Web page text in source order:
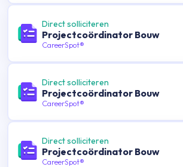
Direct solliciteren
Projectcoördinator Bouw
CareerSpot®
Direct solliciteren
Projectcoördinator Bouw
CareerSpot®
Direct solliciteren
Projectcoördinator Bouw
CareerSpot®